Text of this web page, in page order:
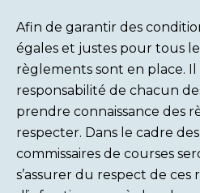
Afin de garantir des
égales et justes pour tous
règlements sont en place. Il
responsabilité de chacun
prendre connaissance des
respecter. Dans le cadre
commissaires de courses
s’assurer du respect de ces